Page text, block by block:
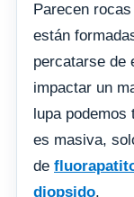
Parecen
están
percatarse de
impactar un
lupa
es masiva,
de
diopsido.